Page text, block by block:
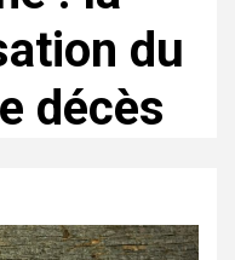
du
décès